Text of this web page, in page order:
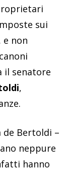
sui
e non
il senatore
,
de Bertoldi –
neppure
hanno